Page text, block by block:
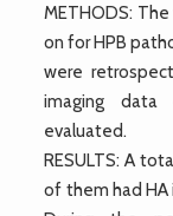
METHODS:
on for HPB
were
imaging data
evaluated.
RESULTS: A
of them had HA